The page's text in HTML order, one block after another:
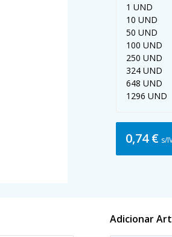
1 UND
10 UND
50 UND
100 UND
250 UND
324 UND
648 UND
1296 UND
0,74 € s/
Adicionar